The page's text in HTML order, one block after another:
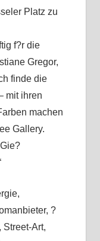
Platz zu
f?r die
Gregor,
finde die
mit ihren
machen
Gallery.
?
Street-Art,